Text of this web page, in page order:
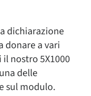
dichiarazione
donare a vari
nostro 5X1000
delle
sul modulo.